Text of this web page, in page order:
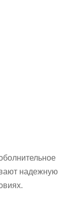
надежную